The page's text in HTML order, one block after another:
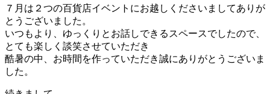
ナ
ゲ
ー
シ
ョ
ン
切
日:
７月は２つの百貨店イベントにお越しくださいましてありが
とうございました。
いつもより、ゆっくりとお話しできるスペースでしたので、
とても楽しく談笑させていただき
酷暑の中、お時間を作っていただき誠にありがとうございま
した。